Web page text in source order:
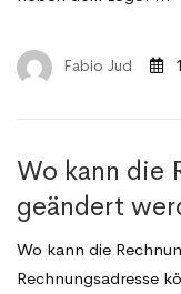
Fabio Jud
Wo kann die
geändert
Wo kann die
Rechnungsadresse